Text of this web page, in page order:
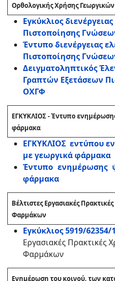
Ορθολογικής Χρήσης
Εγκύκλιος
Πιστοποίησης
Έντυπο διενέργειας
Πιστοποίησης
Δειγματοληπτικός
Γραπτών Εξετάσεων
ΟΧΓΦ
ΕΓΚΥΚΛΙΟΣ - Έντυπο
φάρμακα
ΕΓΚΥΚΛΙΟΣ εντύπου
με γεωργικά φάρμακα
Έντυπο ενημέρωσης
φάρμακα
Βέλτιστες Εργασιακές
Φαρμάκων
Εγκύκλιος 5919/62354/
Εργασιακές Πρακτικές
Φαρμάκων
Ενημέρωση του κοινού, των